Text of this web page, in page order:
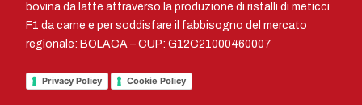
bovina da latte attraverso la produzione di ristalli di meticci
F1 da carne e per soddisfare il fabbisogno del mercato
regionale: BOLACA – CUP: G12C21000460007
Privacy Policy Cookie Policy